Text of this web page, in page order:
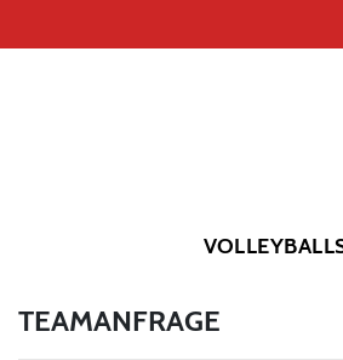
TEAMANFRAGE